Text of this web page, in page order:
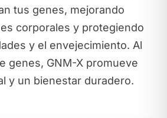
tus genes, mejorando
corporales y protegiendo
y el envejecimiento. Al
genes, GNM-X promueve
y un bienestar duradero.